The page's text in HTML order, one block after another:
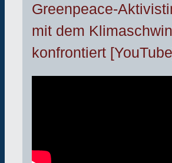
Greenpeace-
mit dem
konfrontiert